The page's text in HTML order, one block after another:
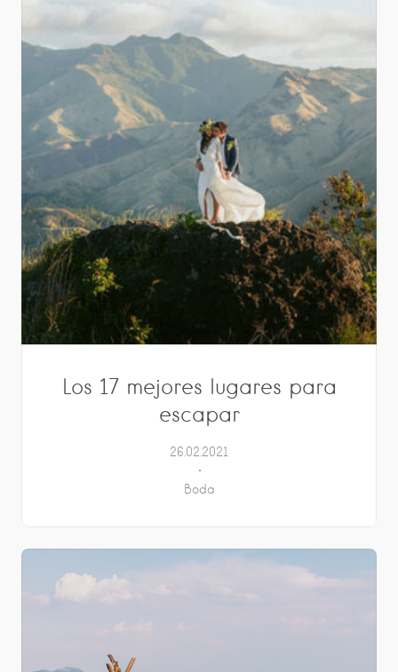
Los 17 mejores lugares para
escapar
26.02.2021
Boda